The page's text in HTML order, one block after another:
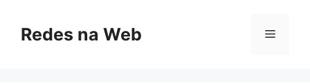
paraRedes na Web Menu